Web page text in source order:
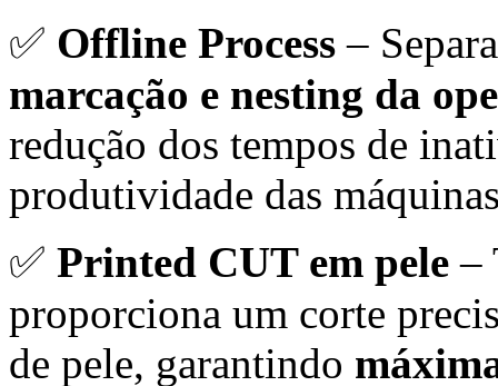
✅ Offline Process –
marcação e nesting da
redução dos tempos de
produtividade das
✅ Printed CUT em pele –
proporciona um corte
de pele, garantindo